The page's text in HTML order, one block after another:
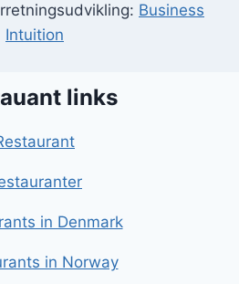
Business
Intuition
links
in Denmark
in Norway